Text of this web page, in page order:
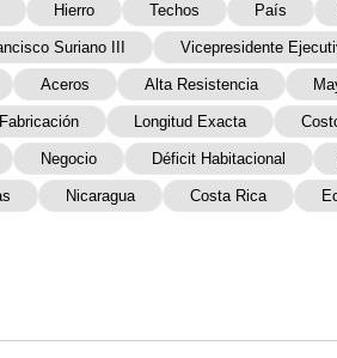
Hierro Techos País
Suriano III Vicepresidente
Aceros Alta Resistencia
Fabricación Longitud Exacta
Negocio Déficit Habitacional
Nicaragua Costa Rica